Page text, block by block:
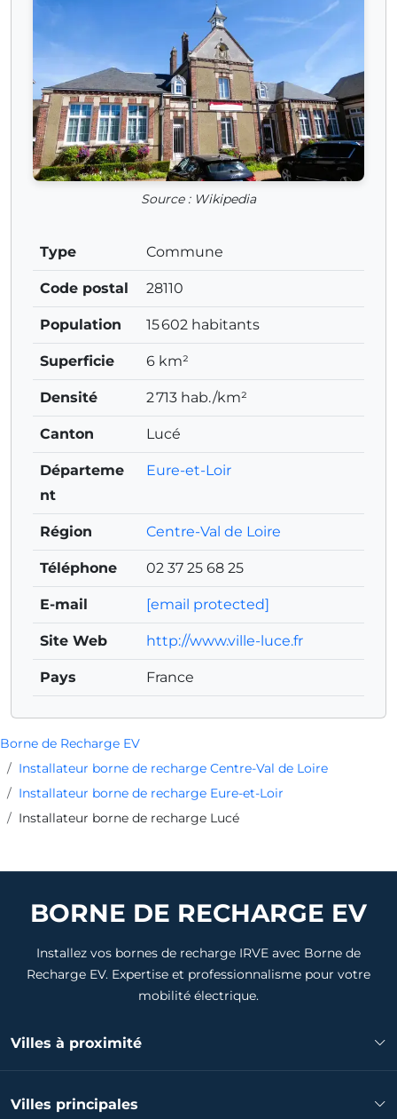
Borne de Recharge EV
Installateur borne de recharge Centre-Val de Loire
Installateur borne de recharge Eure-et-Loir
Installateur borne de recharge Lucé
Source : Wikipedia
Type Commune
Code postal 28110
Population 15 602 habitants
Superficie 6 km²
Densité 2 713 hab./km²
Canton Lucé
Départeme
nt
Eure-et-Loir
Région Centre-Val de Loire
Téléphone 02 37 25 68 25
E-mail [email protected]
Site Web http://www.ville-luce.fr
Pays France
BORNE DE RECHARGE EV
Installez vos bornes de recharge IRVE avec Borne de
Recharge EV. Expertise et professionnalisme pour votre
mobilité électrique.
Villes à proximité
Installateur borne de recharge Chartres
Villes principales